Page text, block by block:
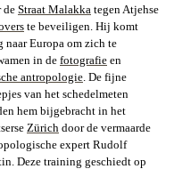
de Straat Malakka tegen Atjehse
te beveiligen. Hij komt
naar Europa om zich te
in de fotografie en
antropologie . De fijne
van het schedelmeten
hem bijgebracht in het
Zürich door de vermaarde
expert Rudolf
Deze training geschiedt op